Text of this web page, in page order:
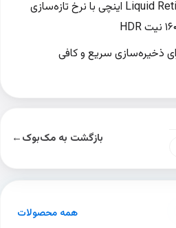
صفحه نمایش Liquid Retina 16.2 اینچی با نرخ تازه‌سازی
بازگشت به مک‌بوک←
همه محصولات